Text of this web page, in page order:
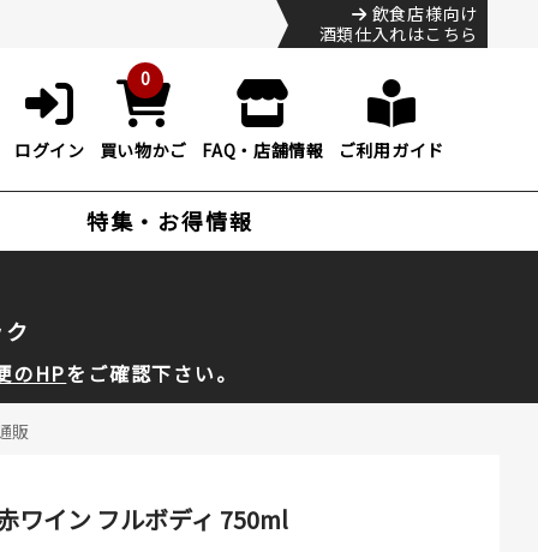
飲食店様向け
酒類仕入れはこちら
ログイン
0
買い物かご FAQ・店舗情報 ご利用ガイド
特集・お得情報
のHPをご確認下さい。
販
ワイン フルボディ 750ml